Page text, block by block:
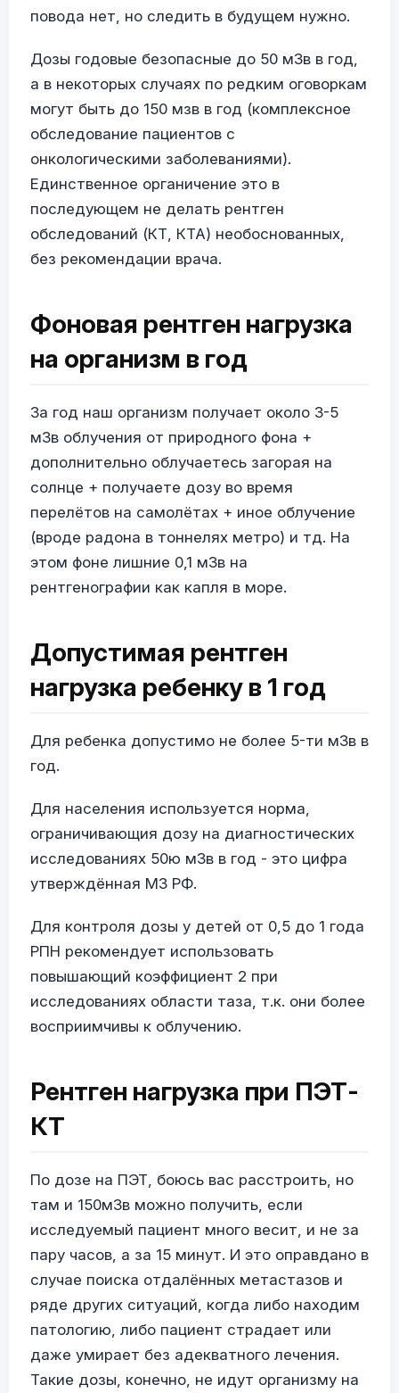
повода нет, но следить в будущем нужно.
Дозы годовые безопасные до 50 мЗв в год,
а в некоторых случаях по редким оговоркам
могут быть до 150 мзв в год (комплексное
обследование пациентов с
онкологическими заболеваниями).
Единственное органичение это в
последующем не делать рентген
обследований (КТ, КТА) необоснованных,
без рекомендации врача.
Фоновая рентген нагрузка
на организм в год
За год наш организм получает около 3-5
мЗв облучения от природного фона +
дополнительно облучаетесь загорая на
солнце + получаете дозу во время
перелётов на самолётах + иное облучение
(вроде радона в тоннелях метро) и тд. На
этом фоне лишние 0,1 мЗв на
рентгенографии как капля в море.
Допустимая рентген
нагрузка ребенку в 1 год
Для ребенка допустимо не более 5-ти мЗв в
год.
Для населения используется норма,
ограничивающия дозу на диагностических
исследованиях 50ю мЗв в год - это цифра
утверждённая МЗ РФ.
Для контроля дозы у детей от 0,5 до 1 года
РПН рекомендует использовать
повышающий коэффициент 2 при
исследованиях области таза, т.к. они более
восприимчивы к облучению.
Рентген нагрузка при ПЭТ-
КТ
По дозе на ПЭТ, боюсь вас расстроить, но
там и 150мЗв можно получить, если
исследуемый пациент много весит, и не за
пару часов, а за 15 минут. И это оправдано в
случае поиска отдалённых метастазов и
ряде других ситуаций, когда либо находим
патологию, либо пациент страдает или
даже умирает без адекватного лечения.
Такие дозы, конечно, не идут организму на